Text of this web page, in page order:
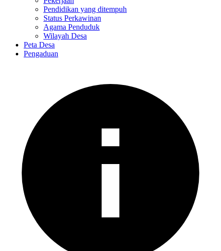
Pendidikan yang ditempuh
Status Perkawinan
Agama Penduduk
Wilayah Desa
Peta Desa
Pengaduan